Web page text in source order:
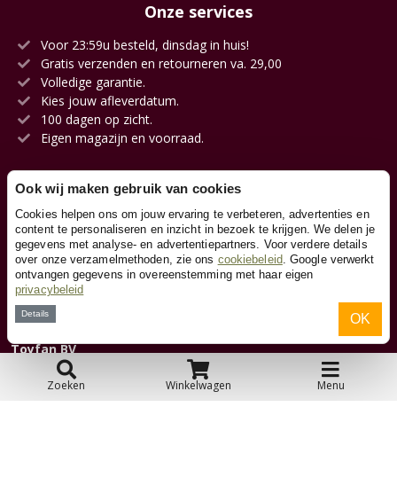
Zoeken Winkelwagen Menu
Onze services
Voor 23:59u besteld, dinsdag in huis!
Gratis verzenden en retourneren va. 29,00
Volledige garantie.
Kies jouw afleverdatum.
100 dagen op zicht.
Eigen magazijn en voorraad.
Contact
Over ons
Toyfan BV
Skelters.nl
Waterwinweg 9
Ook wij maken gebruik van cookies
Cookies helpen ons om jouw ervaring te verbeteren, advertenties en
content te personaliseren en inzicht in bezoek te krijgen. We delen je
gegevens met analyse- en advertentiepartners. Voor verdere details
over onze verzamelmethoden, zie ons cookiebeleid. Google verwerkt
ontvangen gegevens in overeenstemming met haar eigen
privacybeleid
Details OK